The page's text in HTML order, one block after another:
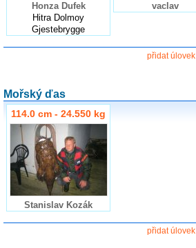
Honza Dufek
Hitra Dolmoy
Gjestebrygge
vaclav
přidat úlovek
Mořský ďas
114.0 cm - 24.550 kg
Stanislav Kozák
přidat úlovek